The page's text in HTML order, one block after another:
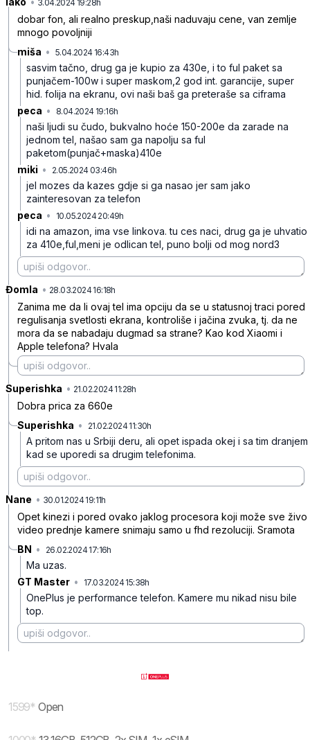
3.04.2024 19:28h
dobar fon, ali realno preskup,naši naduvaju cene, van zemlje
mnogo povoljniji
miša • 5.04.2024 16:43h
sasvim tačno, drug ga je kupio za 430e, i to ful paket sa
punjačem-100w i super maskom,2 god int. garancije, super
hid. folija na ekranu, ovi naši baš ga preteraše sa ciframa
peca • 8.04.2024 19:16h
naši ljudi su čudo, bukvalno hoće 150-200e da zarade na
jednom tel, našao sam ga napolju sa ful
paketom(punjač+maska)410e
miki • 2.05.2024 03:46h
jel mozes da kazes gdje si ga nasao jer sam jako
zainteresovan za telefon
peca • 10.05.2024 20:49h
idi na amazon, ima vse linkova. tu ces naci, drug ga je uhvatio
za 410e,ful,meni je odlican tel, puno bolji od mog nord3
Đomla • 28.03.2024 16:18h
Zanima me da li ovaj tel ima opciju da se u statusnoj traci pored
regulisanja svetlosti ekrana, kontroliše i jačina zvuka, tj. da ne
mora da se nabadaju dugmad sa strane? Kao kod Xiaomi i
Apple telefona? Hvala
Superishka • 21.02.2024 11:28h
Dobra prica za 660e
Superishka • 21.02.2024 11:30h
A pritom nas u Srbiji deru, ali opet ispada okej i sa tim dranjem
kad se uporedi sa drugim telefonima.
Nane • 30.01.2024 19:11h
Opet kinezi i pored ovako jaklog procesora koji može sve živo
video prednje kamere snimaju samo u fhd rezoluciji. Sramota
BN • 26.02.2024 17:16h
Ma uzas.
GT Master • 17.03.2024 15:38h
OnePlus je performance telefon. Kamere mu nikad nisu bile
top.
1599* Open